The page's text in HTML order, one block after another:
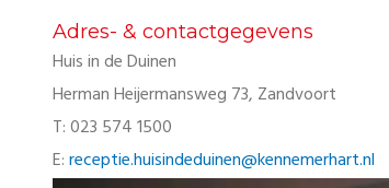
Adres- & contactgegevens
Huis in de Duinen
Herman Heijermansweg 73, Zandvoort
T: 023 574 1500
E:receptie.huisindeduinen@kennemerhart.nl